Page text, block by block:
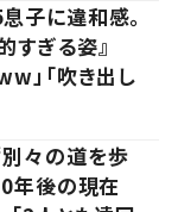
子に違和感。
すぎる姿』
」「吹き出し
々の道を歩
年後の現在